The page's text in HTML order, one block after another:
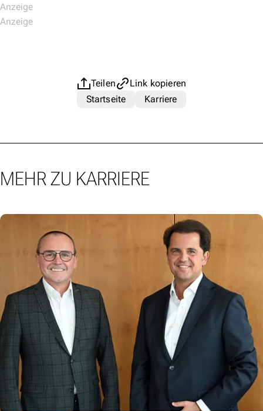
Teilen
Link kopieren
Startseite
Karriere
MEHR ZU KARRIERE